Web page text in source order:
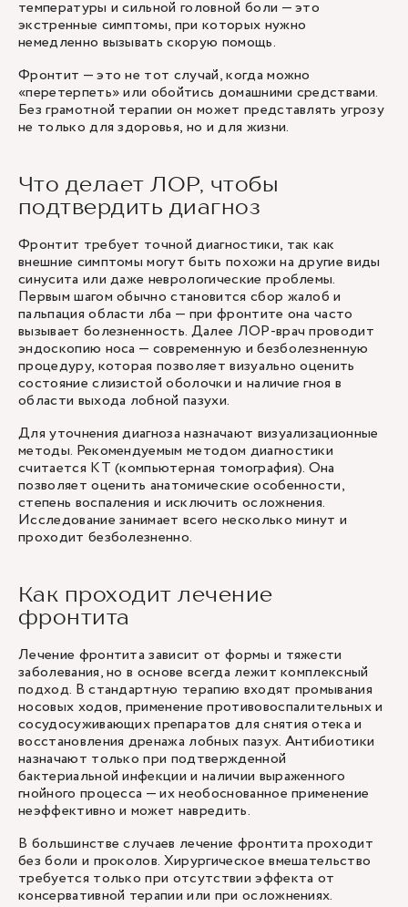
температуры и сильной головной боли — это
экстренные симптомы, при которых нужно
немедленно вызывать скорую помощь.
Фронтит — это не тот случай, когда можно
«перетерпеть» или обойтись домашними средствами.
Без грамотной терапии он может представлять угрозу
не только для здоровья, но и для жизни.
Что делает ЛОР, чтобы
подтвердить диагноз
Фронтит требует точной диагностики, так как
внешние симптомы могут быть похожи на другие виды
синусита или даже неврологические проблемы.
Первым шагом обычно становится сбор жалоб и
пальпация области лба — при фронтите она часто
вызывает болезненность. Далее ЛОР-врач проводит
эндоскопию носа — современную и безболезненную
процедуру, которая позволяет визуально оценить
состояние слизистой оболочки и наличие гноя в
области выхода лобной пазухи.
Для уточнения диагноза назначают визуализационные
методы. Рекомендуемым методом диагностики
считается КТ (компьютерная томография). Она
позволяет оценить анатомические особенности,
степень воспаления и исключить осложнения.
Исследование занимает всего несколько минут и
проходит безболезненно.
Как проходит лечение
фронтита
Лечение фронтита зависит от формы и тяжести
заболевания, но в основе всегда лежит комплексный
подход. В стандартную терапию входят промывания
носовых ходов, применение противовоспалительных и
сосудосуживающих препаратов для снятия отека и
восстановления дренажа лобных пазух. Антибиотики
назначают только при подтвержденной
бактериальной инфекции и наличии выраженного
гнойного процесса — их необоснованное применение
неэффективно и может навредить.
В большинстве случаев лечение фронтита проходит
без боли и проколов. Хирургическое вмешательство
требуется только при отсутствии эффекта от
консервативной терапии или при осложнениях.